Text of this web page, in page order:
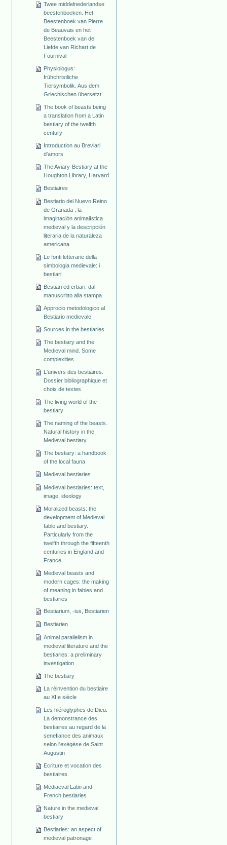
Twee middelnederlandse
beestenboeken. Het
Beestenboek van Pierre
de Beauvais en het
Beestenboek van de
Liefde van Richart de
Fournival
Physiologus:
frühchristliche
Tiersymbolik. Aus dem
Griechischen übersetzt
The book of beasts being
a translation from a Latin
bestiary of the twelfth
century
Introduction au Breviari
d'amors
The Aviary-Bestiary at the
Houghton Library, Harvard
Bestiaires
Bestiario del Nuevo Reino
de Granada : la
imaginación animalística
medieval y la descripción
literaria de la naturaleza
americana
Le fonti letterarie della
simbologia medievale: i
bestiari
Bestiari ed erbari: dal
manuscritto alla stampa
Approcio metodologico al
Bestiario medievale
Sources in the bestiaries
The bestiary and the
Medieval mind. Some
complexities
L'univers des bestiaires.
Dossier bibliographique et
choix de textes
The living world of the
bestiary
The naming of the beasts.
Natural history in the
Medieval bestiary
The bestiary: a handbook
of the local fauna
Medieval bestiaries
Medieval bestiaries: text,
image, ideology
Moralized beasts: the
development of Medieval
fable and bestiary.
Particularly from the
twelfth through the fifteenth
centuries in England and
France
Medieval beasts and
modern cages: the making
of meaning in fables and
bestiaries
Bestiarium, -ius, Bestiarien
Bestiarien
Animal parallelism in
medieval literature and the
bestiaries: a preliminary
investigation
The bestiary
La réinvention du bestiaire
au XIIe siècle
Les hiéroglyphes de Dieu.
La demonstrance des
bestiaires au regard de la
senefiance des animaux
selon l'exégèse de Saint
Augustin
Ecriture et vocation des
bestiaires
Mediaeval Latin and
French bestiaries
Nature in the medieval
bestiary
Bestiaries: an aspect of
medieval patronage